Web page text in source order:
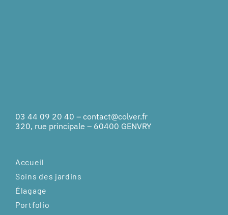
03 44 09 20 40 – contact@colver.fr
320, rue principale – 60400 GENVRY
Accueil
Soins des jardins
Élagage
Portfolio